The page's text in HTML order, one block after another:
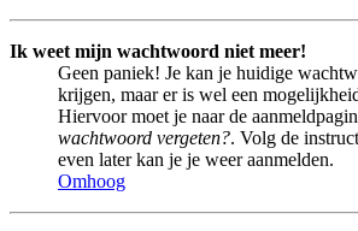
Ik weet mijn wachtwoord niet meer!
Geen paniek! Je kan je huidige
krijgen, maar er is wel een
Hiervoor moet je naar de
wachtwoord vergeten?. Volg de
even later kan je je weer aanmelden.
Omhoog